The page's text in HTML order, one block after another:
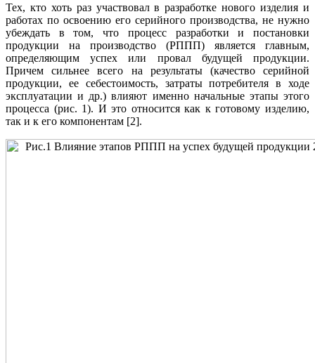
Тех, кто хоть раз участвовал в разработке нового изделия и
работах по освоению его серийного производства, не нужно
убеждать в том, что процесс разработки и постановки
продукции на производство (РППП) является главным,
определяющим успех или провал будущей продукции.
Причем сильнее всего на результаты (качество серийной
продукции, ее себестоимость, затраты потребителя в ходе
эксплуатации и др.) влияют именно начальные этапы этого
процесса (рис. 1). И это относится как к готовому изделию,
так и к его компонентам [2].